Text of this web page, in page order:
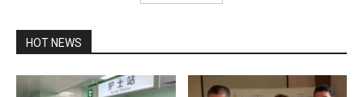
HOT NEWS